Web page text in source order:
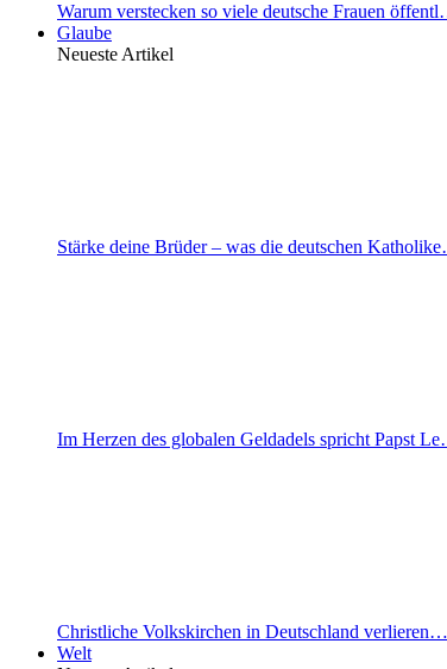
Warum verstecken so viele deutsche Frauen
Glaube
Neueste Artikel
Stärke deine Brüder – was die deutschen
Im Herzen des globalen Geldadels spricht Papst
Christliche Volkskirchen in Deutschland verlieren…
Welt